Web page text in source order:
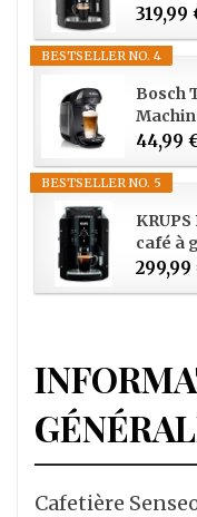
319,99
BESTSELLER NO. 4
Bosch
44,99
BESTSELLER NO. 5
café à
299,99
Cafetière